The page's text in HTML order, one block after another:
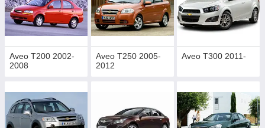
Aveo T200 2002-
2008
Aveo T250 2005-
2012
Aveo T300 2011-